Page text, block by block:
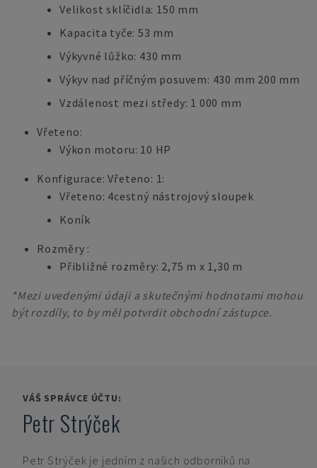
Velikost sklíčidla: 150 mm
Kapacita tyče: 53 mm
Výkyvné lůžko: 430 mm
Výkyv nad příčným posuvem: 430 mm 200 mm
Vzdálenost mezi středy: 1 000 mm
Vřeteno:
Výkon motoru: 10 HP
Konfigurace: Vřeteno: 1:
Vřeteno: 4cestný nástrojový sloupek
Koník
Rozměry :
Přibližné rozměry: 2,75 m x 1,30 m
*Mezi uvedenými údaji a skutečnými hodnotami mohou
být rozdíly, to by měl potvrdit obchodní zástupce.
VÁŠ SPRÁVCE ÚČTU:
Petr Strýček
Petr Strýček je jedním z našich odborníků na